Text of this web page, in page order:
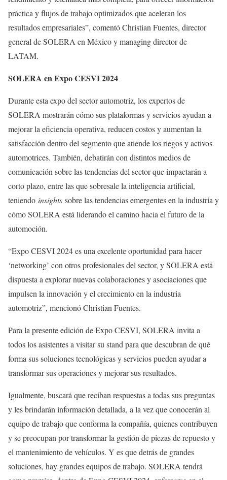
práctica y flujos de trabajo optimizados que aceleran los
resultados empresariales”, comentó Christian Fuentes, director
general de SOLERA en México y managing director de
LATAM.
SOLERA en Expo CESVI 2024
Durante esta expo del sector automotriz, los expertos de
SOLERA mostrarán cómo sus plataformas y servicios ayudan a
mejorar la eficiencia operativa, reducen costos y aumentan la
satisfacción dentro del segmento que atiende los riegos y activos
automotrices. También, debatirán con distintos medios de
comunicación sobre las tendencias del sector que impactarán a
corto plazo, entre las que sobresale la inteligencia artificial,
teniendo insights sobre las tendencias emergentes en la industria y
cómo SOLERA está liderando el camino hacia el futuro de la
automoción.
“Expo CESVI 2024 es una excelente oportunidad para hacer
‘networking’ con otros profesionales del sector, y SOLERA está
dispuesta a explorar nuevas colaboraciones y asociaciones que
impulsen la innovación y el crecimiento en la industria
automotriz”, mencionó Christian Fuentes.
Para la presente edición de Expo CESVI, SOLERA invita a
todos los asistentes a visitar su stand para que descubran de qué
forma sus soluciones tecnológicas y servicios pueden ayudar a
transformar sus operaciones y mejorar sus resultados.
Igualmente, buscará que reciban respuestas a todas sus preguntas
y les brindarán información detallada, a la vez que conocerán al
equipo de trabajo que conforma la compañía, quienes contribuyen
y se preocupan por transformar la gestión de piezas de repuesto y
el mantenimiento de vehículos. Y es que detrás de grandes
soluciones, hay grandes equipos de trabajo. SOLERA tendrá